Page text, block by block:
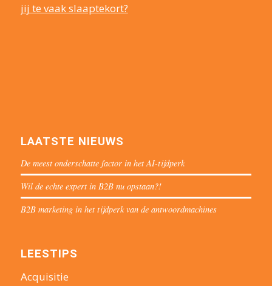
jij te vaak slaaptekort?
LAATSTE NIEUWS
De meest onderschatte factor in het AI-tijdperk
Wil de echte expert in B2B nu opstaan?!
B2B marketing in het tijdperk van de antwoordmachines
LEESTIPS
Acquisitie